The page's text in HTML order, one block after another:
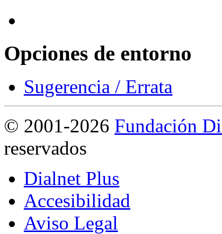
Opciones de entorno
Sugerencia / Errata
© 2001-2026 Fundación
reservados
Dialnet Plus
Accesibilidad
Aviso Legal